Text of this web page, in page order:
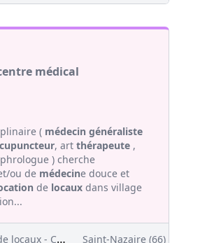
médical
( médecin généraliste
, art thérapeute ,
) cherche
ou de médecine douce et
de locaux dans village
Offre de locaux - Clientèle Saint-Nazaire (66)